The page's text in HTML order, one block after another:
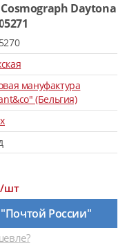
мануфактура
(Бельгия)
шт
"Почтой России"